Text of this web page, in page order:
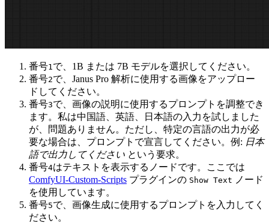
番号1 で、1B または 7B モデルを選択してください。
番号2で、Janus Pro 解析に使用する画像をアップロー
ドしてください。
番号3で、画像の説明に使用するプロンプトを調整でき
ます。私は中国語、英語、日本語の入力を試しました
が、問題ありません。ただし、特定の言語の出力が必
要な場合は、プロンプトで宣言してください。例: 日本
語で出力してください という要求。
番号4はテキストを表示するノードです。ここでは
ComfyUI-Custom-Scripts プラグインの Show Text ノード
を使用しています。
番号5で、画像生成に使用するプロンプトを入力してく
ださい。